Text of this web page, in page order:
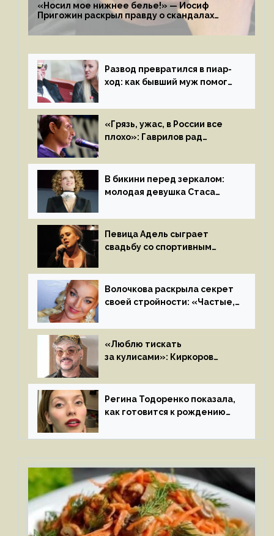
«Носил мое нижнее белье!» — Иосиф
Пригожин раскрыл правду о скандалах
с мужем своей экс-жены
Развод превратился в пиар-
ход: как бывший муж помог
«Грязь, ужас, в России все
плохо»: Гаврилов рад
иноагентов
В бикини перед зеркалом:
молодая девушка Стаса
на камеру
Певица Адель сыграет
свадьбу со спортивным
летом
Волочкова раскрыла секрет
своей стройности: «Частые,
«Люблю тискать
за кулисами»: Киркоров
к молодой особе
Регина Тодоренко показала,
как готовится к рождению